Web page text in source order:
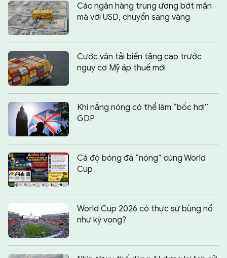
Các ngân hàng trung ương bớt mặn
mà với USD, chuyển sang vàng
Cước vận tải biển tăng cao trước
nguy cơ Mỹ áp thuế mới
Khi nắng nóng có thể làm “bốc hơi”
GDP
Cá độ bóng đá “nóng” cùng World
Cup
World Cup 2026 có thực sự bùng nổ
như kỳ vọng?